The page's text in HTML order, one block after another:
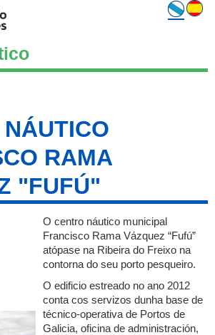
RAMA
"FUFÚ"
O centro náutico municipal
Francisco Rama Vázquez “Fufú”
atópase na Ribeira do Freixo na
contorna do seu porto pesqueiro.
O edificio estreado no ano 2012
conta cos servizos dunha base de
técnico-operativa de Portos de
Galicia, oficina de administración,